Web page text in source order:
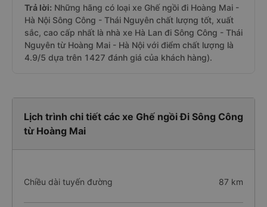
Trả lời: Những hãng có loại xe Ghế ngồi đi Hoàng Mai -
Hà Nội Sông Công - Thái Nguyên chất lượng tốt, xuất
sắc, cao cấp nhất là nhà xe Hà Lan đi Sông Công - Thái
Nguyên từ Hoàng Mai - Hà Nội với điểm chất lượng là
4.9/5 dựa trên 1427 đánh giá của khách hàng).
Lịch trình chi tiết các xe Ghế ngồi Đi Sông Công
từ Hoàng Mai
Chiều dài tuyến đường 87 km